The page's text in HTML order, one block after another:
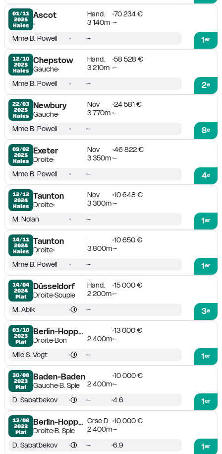
01/11
2025
Haies
Ascot Hand.
70 234 €
3 140m -
1er
Mme B. Powell -
12/10
2025
Haies
Chepstow
Gauche
Hand.
58 528 €
3 210m -
2e
Mme B. Powell -
22/03
2025
Haies
Newbury
Gauche
Nov
24 581 €
3 770m -
8e
Mme B. Powell -
09/02
2025
Haies
Exeter
Droite
Nov
46 822 €
3 350m -
4e
Mme B. Powell -
12/12
2024
Haies
Taunton
Droite
Nov
10 648 €
3 300m -
1er
M. Nolan -
14/11
2024
Haies
Taunton
Droite
10 650 €
3 800m -
1er
Mme B. Powell -
14/04
2024
Plat
Düsseldorf
DroiteSouple
Hand.
15 000 €
2 200m -
3e
M. Abik -
03/10
2023
Plat
Berlin-Hoppegarten
DroiteBon
13 000 €
2 400m -
1er
Mlle S. Vogt -
30/08
2023
Plat
Baden-Baden
GaucheB. Sple
10 000 €
2 400m -
1er
D. Sabatbekov - 4.6
13/08
2023
Plat
Berlin-Hoppegarten
DroiteB. Sple
Crse D
10 000 €
2 400m -
1er
D. Sabatbekov - 6.9